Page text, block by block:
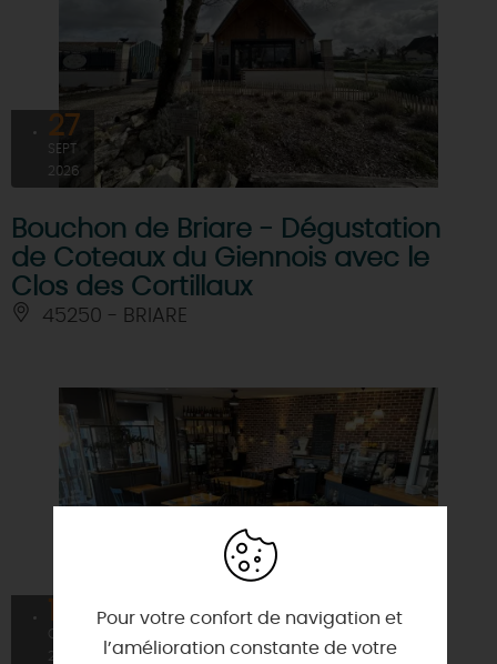
27
SEPT
2026
Bouchon de Briare - Dégustation
de Coteaux du Giennois avec le
Clos des Cortillaux
45250 - BRIARE
16
OCT
2026
Pour votre confort de navigation et
l’amélioration constante de votre